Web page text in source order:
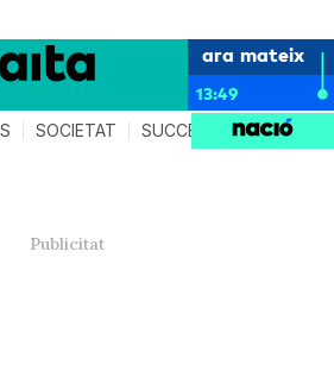
ara mateix
13:49
SOCIETAT SUCCESSOS AGENDA